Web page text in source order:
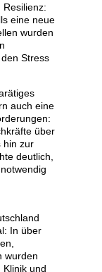
eine neue
wurden
Stress
auch eine
über
hin zur
deutlich,
In über
wurden
und